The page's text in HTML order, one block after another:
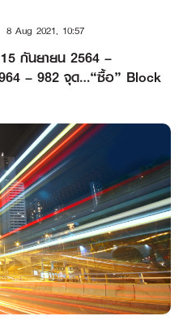
8 Aug 2021, 10:57
กันยายน 2564 –
– 982 จุด…“ซื้อ” Block